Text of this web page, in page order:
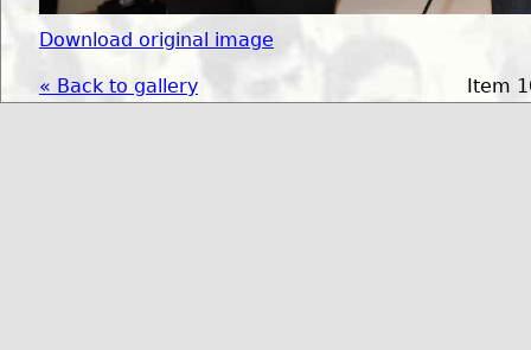
Download original image
« Back to gallery Item